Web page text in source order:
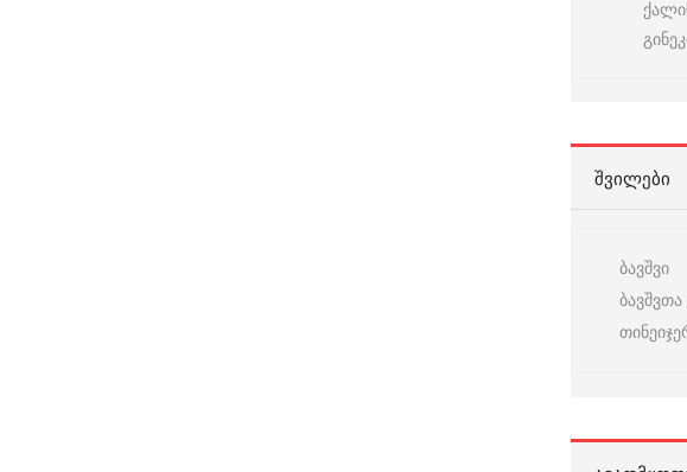
ᲨᲕᲘᲚᲔᲑᲘ
ბავშვი
ბავშვთა